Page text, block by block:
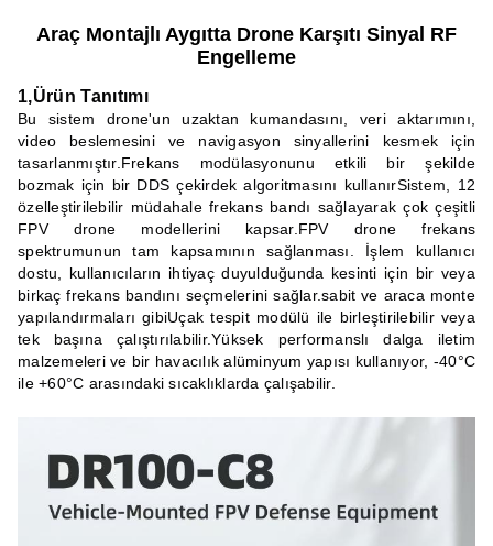
Araç Montajlı Aygıtta Drone Karşıtı Sinyal RF
Engelleme
1,Ürün Tanıtımı
Bu sistem drone'un uzaktan kumandasını, veri aktarımını,
video beslemesini ve navigasyon sinyallerini kesmek için
tasarlanmıştır.Frekans modülasyonunu etkili bir şekilde
bozmak için bir DDS çekirdek algoritmasını kullanırSistem, 12
özelleştirilebilir müdahale frekans bandı sağlayarak çok çeşitli
FPV drone modellerini kapsar.FPV drone frekans
spektrumunun tam kapsamının sağlanması. İşlem kullanıcı
dostu, kullanıcıların ihtiyaç duyulduğunda kesinti için bir veya
birkaç frekans bandını seçmelerini sağlar.sabit ve araca monte
yapılandırmaları gibiUçak tespit modülü ile birleştirilebilir veya
tek başına çalıştırılabilir.Yüksek performanslı dalga iletim
malzemeleri ve bir havacılık alüminyum yapısı kullanıyor, -40°C
ile +60°C arasındaki sıcaklıklarda çalışabilir.